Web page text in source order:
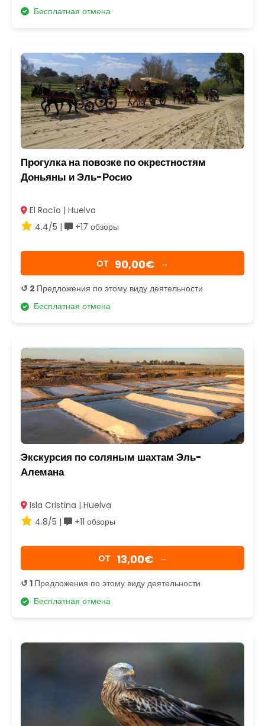
Бесплатная отмена
Прогулка на повозке по окрестностям
Доньяны и Эль-Росио
El Rocío | Huelva
4.4/5 |
+17 обзоры
OТ 90,00€ →
↺ 2 Предложения по этому виду деятельности
Бесплатная отмена
Экскурсия по соляным шахтам Эль-
Алемана
Isla Cristina | Huelva
4.8/5 |
+11 обзоры
OТ 13,00€ →
↺ 1 Предложения по этому виду деятельности
Бесплатная отмена